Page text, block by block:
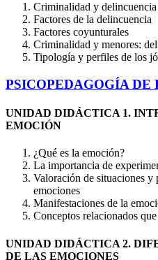
Criminalidad y delincuencia
Factores de la delincuencia
Factores coyunturales
Criminalidad y menores:
Tipología y perfiles de los
PSICOPEDAGOGÍA DE
UNIDAD DIDÁCTICA 1.
EMOCIÓN
¿Qué es la emoción?
La importancia de
Valoración de situaciones y
emociones
Manifestaciones de la
Conceptos relacionados
UNIDAD DIDÁCTICA 2.
DE LAS EMOCIONES